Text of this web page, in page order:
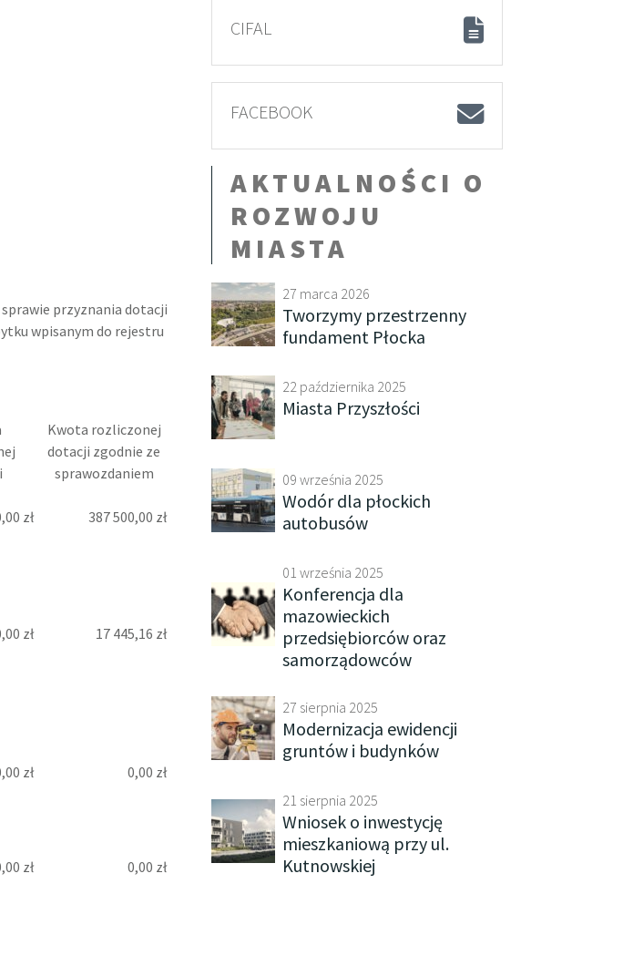
sprawie przyznania dotacji
wpisanym do rejestru
Kwota rozliczonej
dotacji zgodnie ze
sprawozdaniem
zł 387 500,00 zł
zł 17 445,16 zł
zł 0,00 zł
zł 0,00 zł
CIFAL
FACEBOOK
AKTUALNOŚCI O
ROZWOJU
MIASTA
27 marca 2026
Tworzymy przestrzenny
fundament Płocka
22 października 2025
Miasta Przyszłości
09 września 2025
Wodór dla płockich
autobusów
01 września 2025
Konferencja dla
mazowieckich
przedsiębiorców oraz
samorządowców
27 sierpnia 2025
Modernizacja ewidencji
gruntów i budynków
21 sierpnia 2025
Wniosek o inwestycję
mieszkaniową przy ul.
Kutnowskiej